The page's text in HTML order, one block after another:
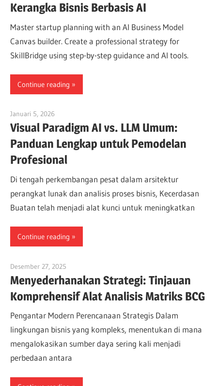
Kerangka Bisnis Berbasis AI
Master startup planning with an AI Business Model
Canvas builder. Create a professional strategy for
SkillBridge using step-by-step guidance and AI tools.
Continue reading
Januari 5, 2026
Visual Paradigm AI vs. LLM Umum:
Panduan Lengkap untuk Pemodelan
Profesional
Di tengah perkembangan pesat dalam arsitektur
perangkat lunak dan analisis proses bisnis, Kecerdasan
Buatan telah menjadi alat kunci untuk meningkatkan
Continue reading
Desember 27, 2025
Menyederhanakan Strategi: Tinjauan
Komprehensif Alat Analisis Matriks BCG
Pengantar Modern Perencanaan Strategis Dalam
lingkungan bisnis yang kompleks, menentukan di mana
mengalokasikan sumber daya sering kali menjadi
perbedaan antara